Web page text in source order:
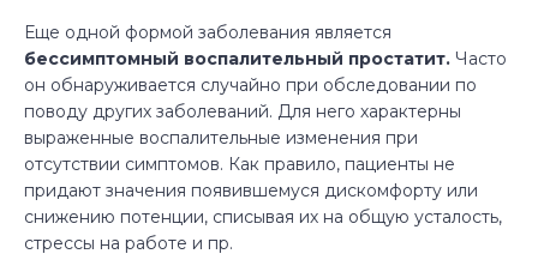
Еще одной формой заболевания является
бессимптомный воспалительный простатит. Часто
он обнаруживается случайно при обследовании по
поводу других заболеваний. Для него характерны
выраженные воспалительные изменения при
отсутствии симптомов. Как правило, пациенты не
придают значения появившемуся дискомфорту или
снижению потенции, списывая их на общую усталость,
стрессы на работе и пр.